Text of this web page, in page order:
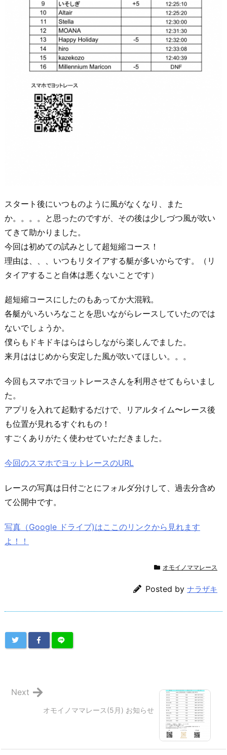
スタート後にいつものように風がなくなり、また
か。。。。と思ったのですが、その後は少しづつ風が吹い
てきて助かりました。
今回は初めての試みとして超短縮コース！
理由は、、、いつもリタイアする艇が多いからです。（リ
タイアすること自体は悪くないことです）
超短縮コースにしたのもあってか大混戦。
各艇がいろいろなことを思いながらレースしていたのでは
ないでしょうか。
僕らもドキドキはらはらしながら楽しんでました。
来月ははじめから安定した風が吹いてほしい。。。
今回もスマホでヨットレースさんを利用させてもらいまし
た。
アプリを入れて起動するだけで、リアルタイム〜レース後
も位置が見れるすぐれもの！
すごくありがたく使わせていただきました。
今回のスマホでヨットレースのURL
レースの写真は日付ごとにフォルダ分けして、過去分含め
て公開中です。
写真（Google ドライブ)はここのリンクから見れます
よ！！
オモイノママレース
Posted by ナラザキ
オモイノママレース(5月) お知らせ
Next